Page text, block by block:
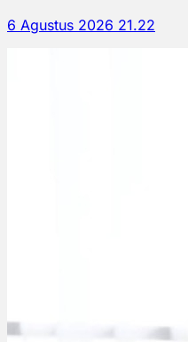
6 Agustus 2026 21.22